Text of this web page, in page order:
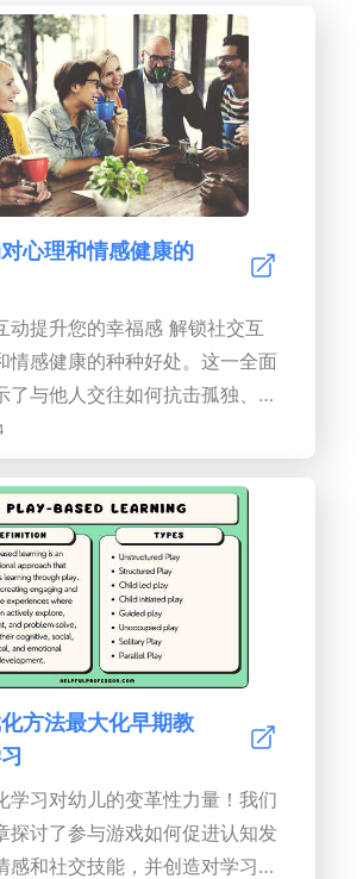
心理和情感健康的
动提升您的幸福感 解锁社交互
情感健康的种种好处。这一全面
了与他人交往如何抗击孤独、改
，甚至提升身体健康。发现社交
作用，社区联系如何促进从疾病
以及科技对我们互动方式的影
用策略来增强情商，培养有意义
，并促进归属感。加入我们，共
网络在培育您的整体幸福感和营
更健康的生活中的基本重要性。
方法最大化早期教
学习对幼儿的变革性力量！我们
探讨了参与游戏如何促进认知发
感和社交技能，并创造对学习的